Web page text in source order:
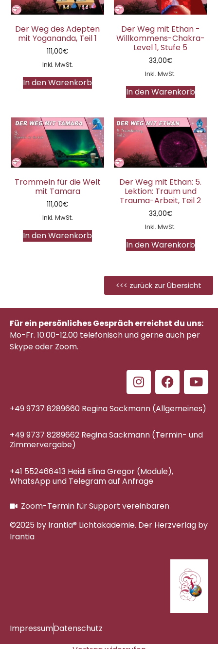
Der Weg des Adepten
mit Yogananda, Teil 1
111,00€
Inkl. MwSt.
In den Warenkorb
Der Weg mit Ethan -
Willkommens-Chakra-
Level 1, Stufe 5
33,00€
Inkl. MwSt.
In den Warenkorb
Trommeln für die Welt
mit Tamara
111,00€
Inkl. MwSt.
In den Warenkorb
Der Weg mit Ethan: 5.
Lektion: Traum und
Trauma-Arbeit, Teil 2
33,00€
Inkl. MwSt.
In den Warenkorb
<<< zurück zur Übersicht
Für ein persönliches Gespräch erreichst du uns:
Mo-Fr. 10.00-12.00 telefonischund gerne auch per
Skype oder Zoom.
+49 9737 8289660 Regina Sackmann (Allgemeines)
+49 9737 8289662 Regina Sackmann (Termin- und
Zimmervergabe)
+41 552466413 Heidi Elina Gregor (Module),
WhatsApp und Telegram auf Anfrage
Zoom-Termin für Support vereinbaren
©2025 by Irantia® Lichtakademie. Der Herzverlag by
Irantia
ImpressumDatenschutz